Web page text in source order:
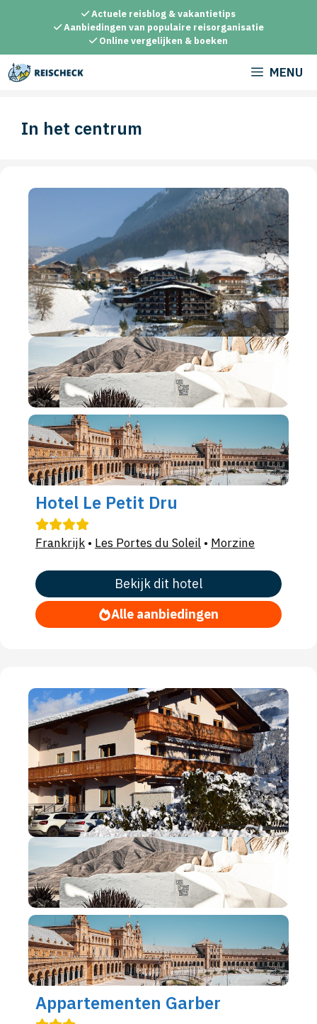
inhoud
Actuele reisblog & vakantietips
Aanbiedingen van populaire reisorganisatie
Online vergelijken & boeken
MENU
In het centrum
Hotel Le Petit Dru
Frankrijk • Les Portes du Soleil • Morzine
Bekijk dit hotel
Alle aanbiedingen
Appartementen Garber